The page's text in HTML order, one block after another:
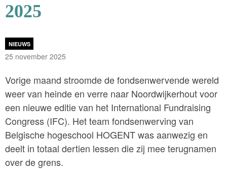
2025
NIEUWS
25 november 2025
Vorige maand stroomde de fondsenwervende wereld
weer van heinde en verre naar Noordwijkerhout voor
een nieuwe editie van het International Fundraising
Congress (IFC). Het team fondsenwerving van
Belgische hogeschool HOGENT was aanwezig en
deelt in totaal dertien lessen die zij mee terugnamen
over de grens.